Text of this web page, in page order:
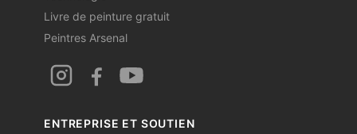
Livre de peinture gratuit
Peintres Arsenal
ENTREPRISE ET SOUTIEN